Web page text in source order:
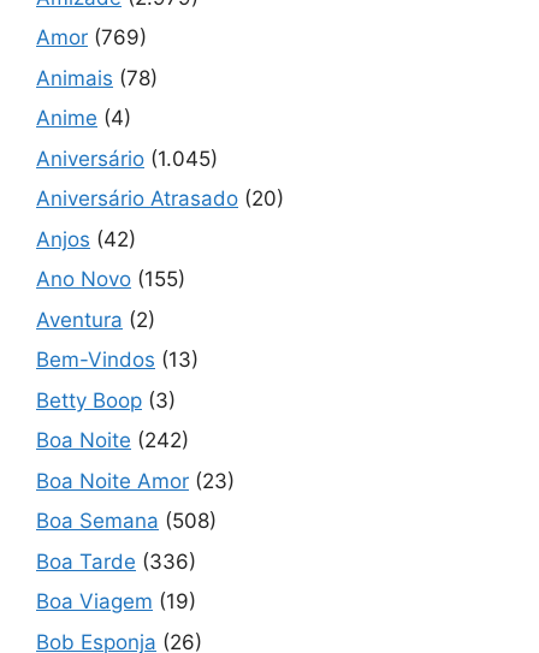
Amor (769)
Animais (78)
Anime (4)
Aniversário (1.045)
Aniversário Atrasado (20)
Anjos (42)
Ano Novo (155)
Aventura (2)
Bem-Vindos (13)
Betty Boop (3)
Boa Noite (242)
Boa Noite Amor (23)
Boa Semana (508)
Boa Tarde (336)
Boa Viagem (19)
Bob Esponja (26)